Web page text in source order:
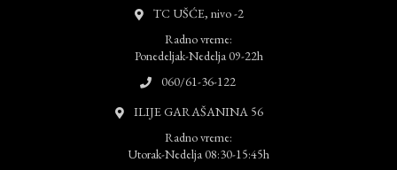
TC UŠĆE, nivo -2
Radno vreme:
Ponedeljak-Nedelja 09-22h
060/61-36-122
ILIJE GARAŠANINA 56
Radno vreme:
Utorak-Nedelja 08:30-15:45h